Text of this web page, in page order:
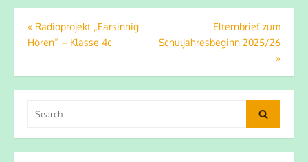
Beitragsnavigation
« Radioprojekt „Earsinnig
Hören“ – Klasse 4c
Elternbrief zum
Schuljahresbeginn 2025/26
»
for:
Search